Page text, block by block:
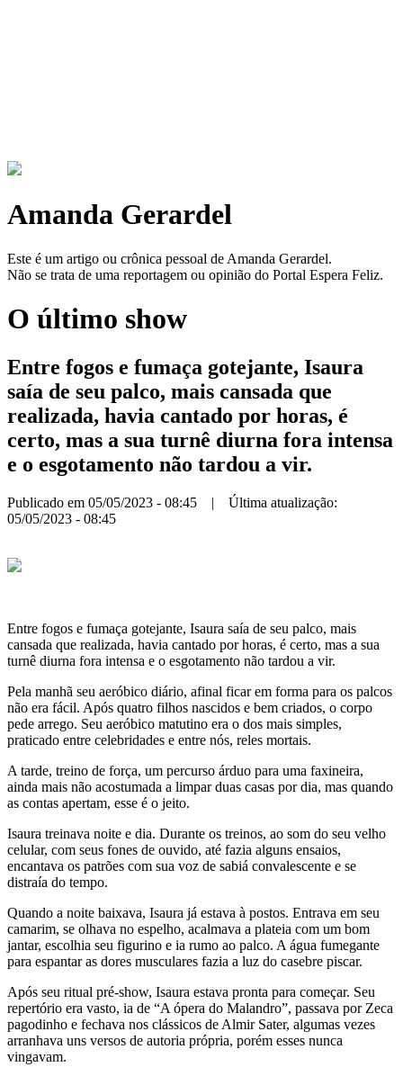
Amanda Gerardel
Este é um artigo ou crônica pessoal de Amanda Gerardel.
Não se trata de uma reportagem ou opinião do Portal Espera Feliz.
O último show
Entre fogos e fumaça gotejante, Isaura
saía de seu palco, mais cansada que
realizada, havia cantado por horas, é
certo, mas a sua turnê diurna fora intensa
e o esgotamento não tardou a vir.
Publicado em 05/05/2023 - 08:45 | Última atualização:
05/05/2023 - 08:45
Entre fogos e fumaça gotejante, Isaura saía de seu palco, mais
cansada que realizada, havia cantado por horas, é certo, mas a sua
turnê diurna fora intensa e o esgotamento não tardou a vir.
Pela manhã seu aeróbico diário, afinal ficar em forma para os palcos
não era fácil. Após quatro filhos nascidos e bem criados, o corpo
pede arrego. Seu aeróbico matutino era o dos mais simples,
praticado entre celebridades e entre nós, reles mortais.
A tarde, treino de força, um percurso árduo para uma faxineira,
ainda mais não acostumada a limpar duas casas por dia, mas quando
as contas apertam, esse é o jeito.
Isaura treinava noite e dia. Durante os treinos, ao som do seu velho
celular, com seus fones de ouvido, até fazia alguns ensaios,
encantava os patrões com sua voz de sabiá convalescente e se
distraía do tempo.
Quando a noite baixava, Isaura já estava à postos. Entrava em seu
camarim, se olhava no espelho, acalmava a plateia com um bom
jantar, escolhia seu figurino e ia rumo ao palco. A água fumegante
para espantar as dores musculares fazia a luz do casebre piscar.
Após seu ritual pré-show, Isaura estava pronta para começar. Seu
repertório era vasto, ia de “A ópera do Malandro”, passava por Zeca
pagodinho e fechava nos clássicos de Almir Sater, algumas vezes
arranhava uns versos de autoria própria, porém esses nunca
vingavam.